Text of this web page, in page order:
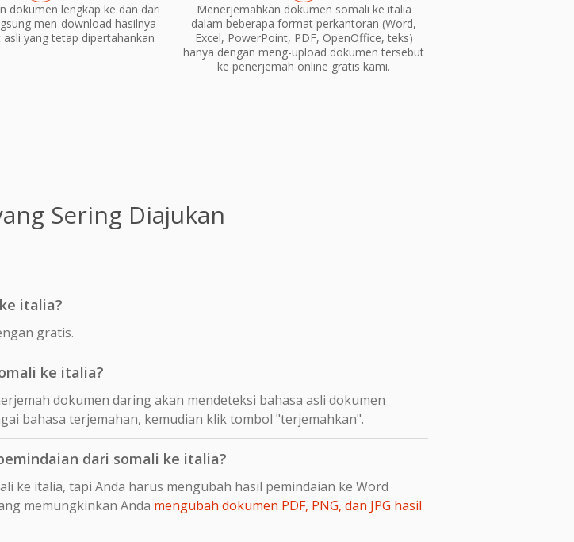
dokumen lengkap ke dan dari
men-download hasilnya
yang tetap dipertahankan
Menerjemahkan dokumen somali ke italia
dalam beberapa format perkantoran (Word,
Excel, PowerPoint, PDF, OpenOffice, teks)
hanya dengan meng-upload dokumen tersebut
ke penerjemah online gratis kami.
Sering Diajukan
italia?
gratis.
ke italia?
dokumen daring akan mendeteksi bahasa asli dokumen
bahasa terjemahan, kemudian klik tombol "terjemahkan".
dari somali ke italia?
ke italia, tapi Anda harus mengubah hasil pemindaian ke Word
memungkinkan Anda mengubah dokumen PDF, PNG, dan JPG hasil